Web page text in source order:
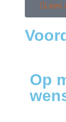
Lees
Op